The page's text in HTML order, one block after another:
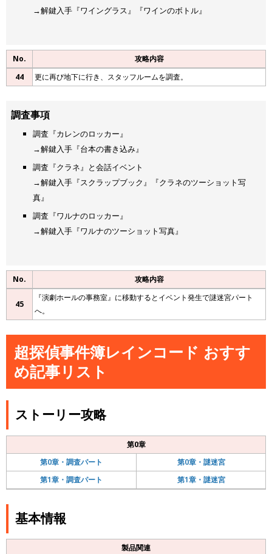
→解鍵入手『ワイングラス』『ワインのボトル』
No.
攻略内容
44
更に再び地下に行き、スタッフルームを調査。
調査事項
調査『カレンのロッカー』
→解鍵入手『台本の書き込み』
調査『クラネ』と会話イベント
→解鍵入手『スクラップブック』『クラネのツーショット写
真』
調査『ワルナのロッカー』
→解鍵入手『ワルナのツーショット写真』
No. 攻略内容
45
『演劇ホールの事務室』に移動するとイベント発生で謎迷宮パート
へ。
超探偵事件簿レインコード おすす
め記事リスト
ストーリー攻略
第0章
第0章・調査パート
第0章・謎迷宮
第1章・調査パート
第1章・謎迷宮
基本情報
製品関連